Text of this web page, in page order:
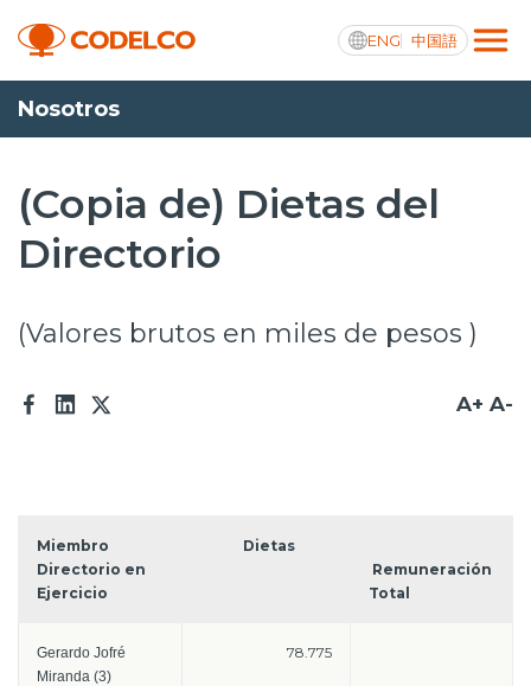
ENG 中国語
Transparencia activa
Nosotros
Sustentabilidad
Prensa
Transparencia activa
Nosotros
(Copia de) Dietas del
Directorio
(Valores brutos en miles de pesos )
A+ A-
Miembro
Directorio en
Ejercicio
Dietas
Remuneración
Total
Gerardo Jofré
Miranda (3)
78.775